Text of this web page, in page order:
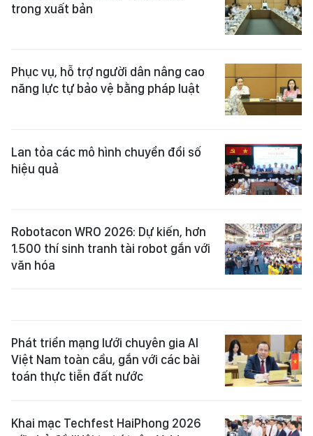
trong xuất bản
Phục vụ, hỗ trợ người dân nâng cao
năng lực tự bảo vệ bằng pháp luật
Lan tỏa các mô hình chuyển đổi số
hiệu quả
Robotacon WRO 2026: Dự kiến, hơn
1.500 thí sinh tranh tài robot gắn với
văn hóa
Phát triển mạng lưới chuyên gia AI
Việt Nam toàn cầu, gắn với các bài
toán thực tiễn đất nước
Khai mạc Techfest HaiPhong 2026